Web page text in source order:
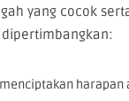
yang cocok